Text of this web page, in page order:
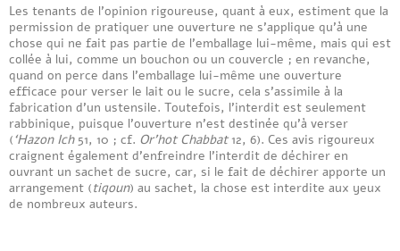
Les tenants de l’opinion rigoureuse, quant à eux, estiment que la
permission de pratiquer une ouverture ne s’applique qu’à une
chose qui ne fait pas partie de l’emballage lui-même, mais qui est
collée à lui, comme un bouchon ou un couvercle ; en revanche,
quand on perce dans l’emballage lui-même une ouverture
efficace pour verser le lait ou le sucre, cela s’assimile à la
fabrication d’un ustensile. Toutefois, l’interdit est seulement
rabbinique, puisque l’ouverture n’est destinée qu’à verser
(‘Hazon Ich 51, 10 ; cf. Or’hot Chabbat12, 6). Ces avis rigoureux
craignent également d’enfreindre l’interdit de déchirer en
ouvrant un sachet de sucre, car, si le fait de déchirer apporte un
arrangement (tiqoun) au sachet, la chose est interdite aux yeux
de nombreux auteurs.